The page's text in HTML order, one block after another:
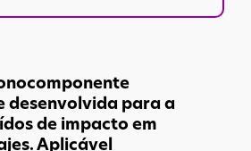
desenvolvida para a
de impacto em
Aplicável